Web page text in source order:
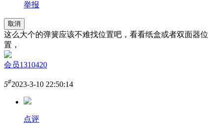
举报
取消
这么大个的弹簧应该不难找位置吧，看看纸盒或者双面器位
置，
会员1310420
5#2023-3-10 22:50:14
点评